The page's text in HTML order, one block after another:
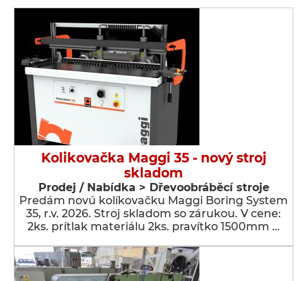
Kolikovačka Maggi 35 - nový stroj
skladom
Prodej / Nabídka > Dřevoobráběcí stroje
Predám novú kolíkovačku Maggi Boring System
35, r.v. 2026. Stroj skladom so zárukou. V cene:
2ks. prítlak materiálu 2ks. pravítko 1500mm …